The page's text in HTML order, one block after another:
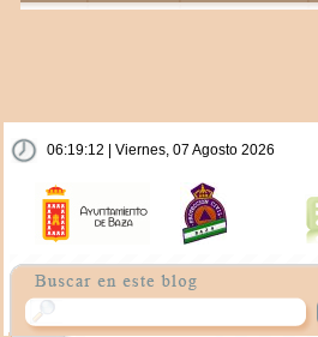
06:19:13 | Viernes, 07 Agosto 2026